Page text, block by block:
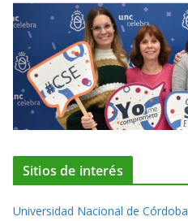
Sitios de interés
Universidad Nacional de Córdoba